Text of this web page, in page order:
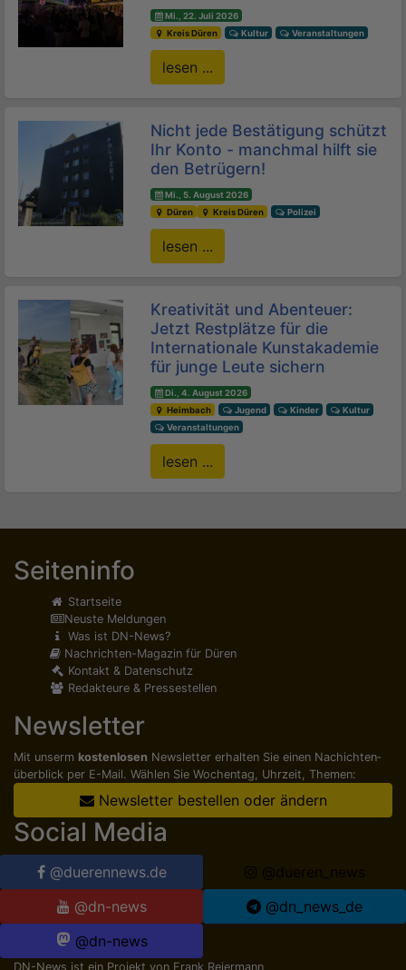
Mi., 22. Juli 2026
Kreis Düren
Kultur Veranstaltungen
lesen ...
Nicht jede Bestätigung schützt
Ihr Konto - manchmal hilft sie
den Betrügern!
Mi., 5. August 2026
Düren
Kreis Düren Polizei
lesen ...
Kreativität und Abenteuer:
Jetzt Restplätze für die
Internationale Kunstakademie
für junge Leute sichern
Di., 4. August 2026
Heimbach
Jugend Kinder
Kultur
Veranstaltungen
lesen ...
Seiteninfo
Startseite
Neuste Meldungen
Was ist DN-News?
Nachrichten-Magazin für Düren
Kontakt & Datenschutz
Redakteure & Pressestellen
Newsletter
Mit unserm kostenlosen Newsletter erhalten Sie einen Nachichten­
überblick per E-Mail. Wählen Sie Wochentag, Uhrzeit, Themen:
Newsletter bestellen oder ändern
Social Media
@duerennews.de
@dn-news
@dn_news_de
@dn-news
DN-News ist ein Projekt von Frank Reiermann